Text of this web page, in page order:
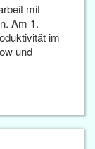
mit
Am 1.
im
und